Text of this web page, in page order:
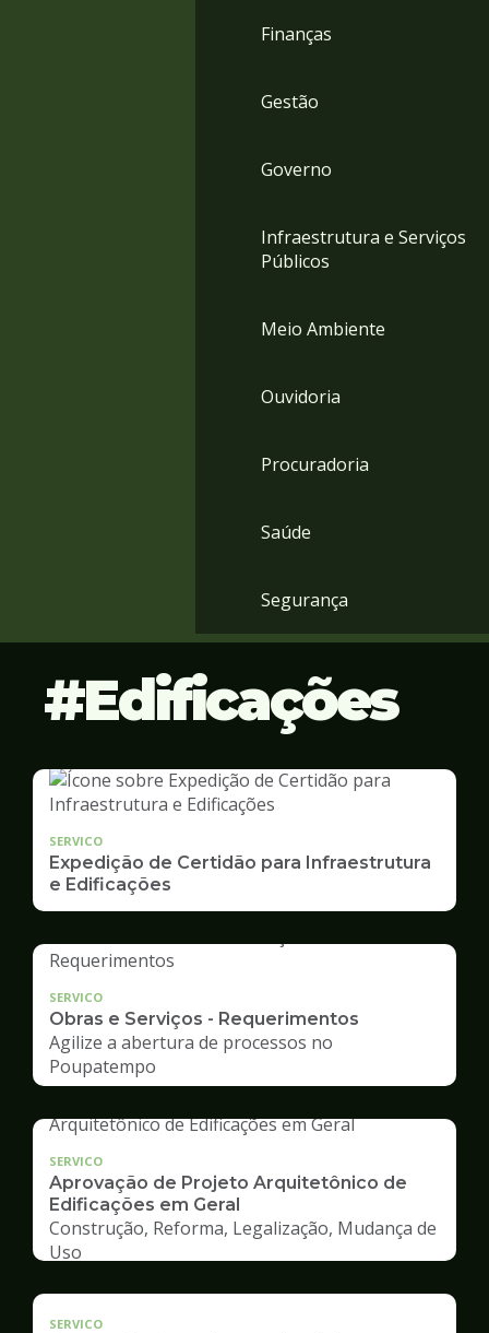
Finanças
Gestão
Governo
Infraestrutura e Serviços
Públicos
Meio Ambiente
Ouvidoria
Procuradoria
Saúde
Segurança
Edificações
SERVICO
Expedição de Certidão para Infraestrutura
e Edificações
SERVICO
Obras e Serviços - Requerimentos
Agilize a abertura de processos no
Poupatempo
SERVICO
Aprovação de Projeto Arquitetônico de
Edificações em Geral
Construção, Reforma, Legalização, Mudança de
Uso
SERVICO